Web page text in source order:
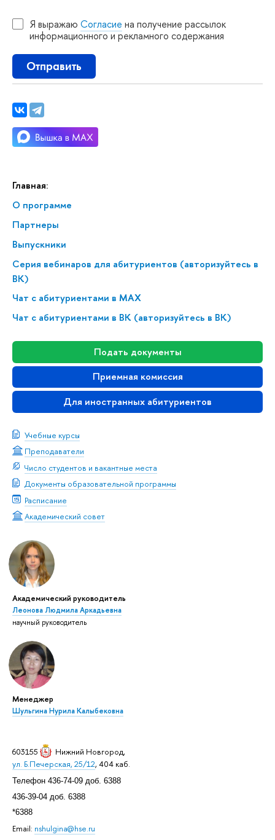
Главная:
О программе
Партнеры
ыпускники
Серия вебинаров для абитуриентов (авторизуйтесь
К)
Чат с абитуриентами в MAX
Чат с абитуриентами в ВК (авторизуйтесь в ВК)
Подать документы
Приемная комиссия
Для иностранных абитуриенто
Учебные курсы
Преподаватели
Число студентов и вакантные места
Документы образовательной программы
Расписание
Академический совет
Академический руководитель
Леонова Людмила Аркадьевна
научный руководитель
Менеджер
Шульгина Нурила Калыбековна
603155 Нижний Новгород,
ул. Б.Печерская, 25/12, 404 каб.
Телефон 436-74-09 доб. 6388
436-39-04 доб. 6388
*6388
Email: nshulgina@hse.ru
Я выражаю Согласие на получение рассылок
информационного и рекламного содержания
Отправить